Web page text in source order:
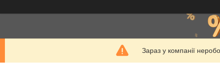
Зараз у компанії